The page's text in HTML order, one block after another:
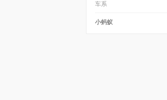
车系
小蚂蚁